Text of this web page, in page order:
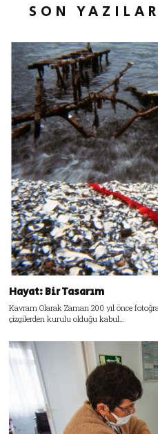
SON
Hayat: Bir Tasarım
Kavram Olarak Zaman 200 yıl önce
çizgilerden kurulu olduğu kabul…